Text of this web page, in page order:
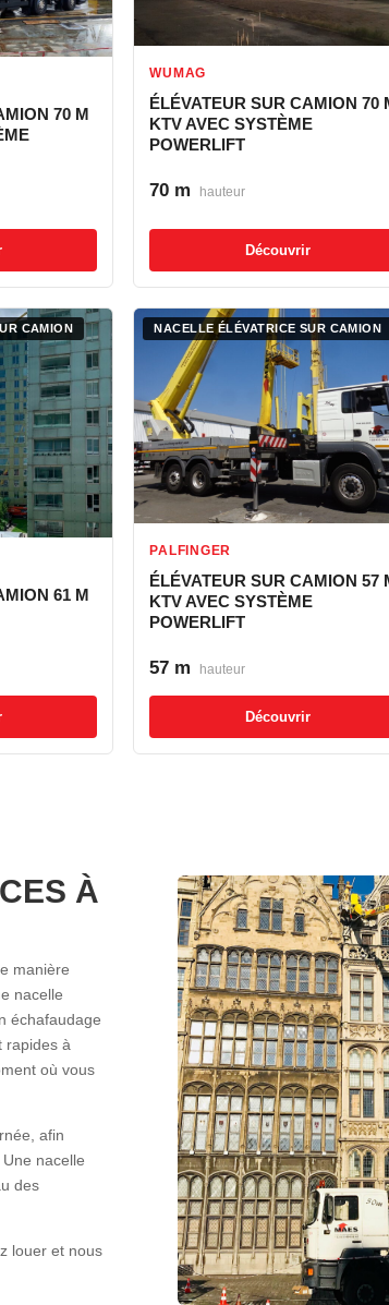
70 M
WUMAG
ÉLÉVATEUR SUR CAMION 70
KTV AVEC SYSTÈME
POWERLIFT
70 m hauteur
Découvrir
CAMION
61 M
NACELLE ÉLÉVATRICE SUR CAMION
PALFINGER
ÉLÉVATEUR SUR CAMION 57
KTV AVEC SYSTÈME
POWERLIFT
57 m hauteur
Découvrir
À
manière
nacelle
échafaudage
rapides à
où vous
afin
nacelle
des
louer et nous